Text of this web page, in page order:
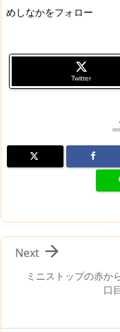
めしなかをフォロー
Twitter
ミニストップの赤か
口

Next